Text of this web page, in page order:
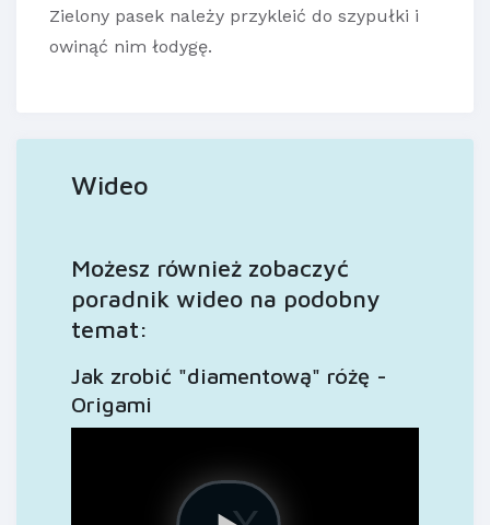
Zielony pasek należy przykleić do szypułki i
owinąć nim łodygę.
Wideo
Możesz również zobaczyć
poradnik wideo na podobny
temat:
Jak zrobić "diamentową" różę -
Origami